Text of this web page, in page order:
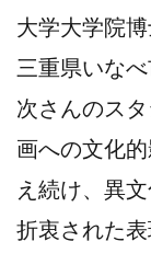
大学大学院
三重県いな
次さんのス
画への文化
え続け、異
折衷された